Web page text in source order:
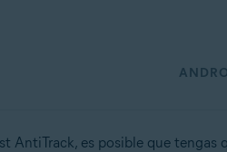
AntiTrack, es posible que tengas